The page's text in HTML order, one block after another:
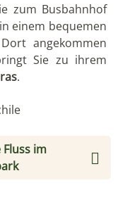
zum Busbahnhof
einem bequemen
angekommen
Sie zu ihrem
.
im